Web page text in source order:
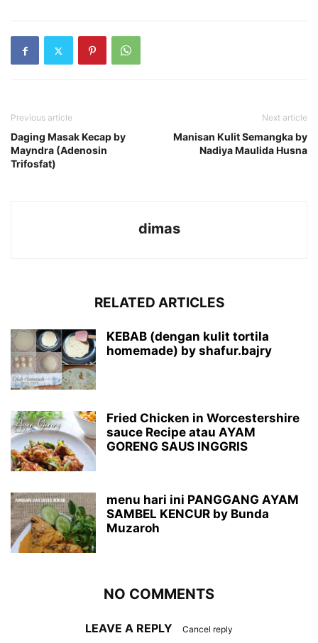
Previous article
Daging Masak Kecap by
Mayndra (Adenosin
Trifosfat)
Next article
Manisan Kulit Semangka by
Nadiya Maulida Husna
dimas
RELATED ARTICLES
KEBAB (dengan kulit tortila
homemade) by shafur.bajry
Fried Chicken in Worcestershire
sauce Recipe atau AYAM
GORENG SAUS INGGRIS
menu hari ini PANGGANG AYAM
SAMBEL KENCUR by Bunda
Muzaroh
NO COMMENTS
LEAVE A REPLY Cancel reply